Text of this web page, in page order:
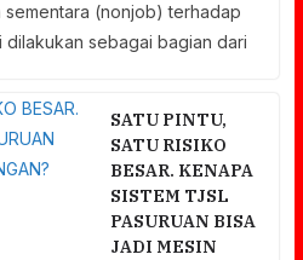
(nonjob) terhadap
sebagai bagian dari
SATU PINTU,
SATU RISIKO
BESAR. KENAPA
SISTEM TJSL
PASURUAN BISA
JADI MESIN